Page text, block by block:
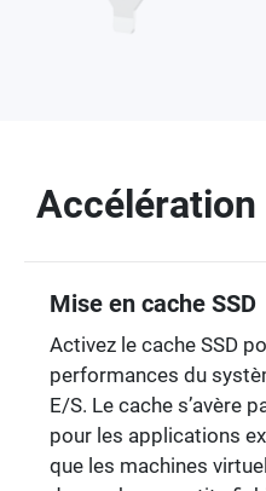
Accélération
Mise en cache SSD
Activez le cache SSD
performances du
E/S. Le cache s’avère
pour les applications
que les machines